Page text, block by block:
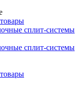
сплит-системы
сплит-системы